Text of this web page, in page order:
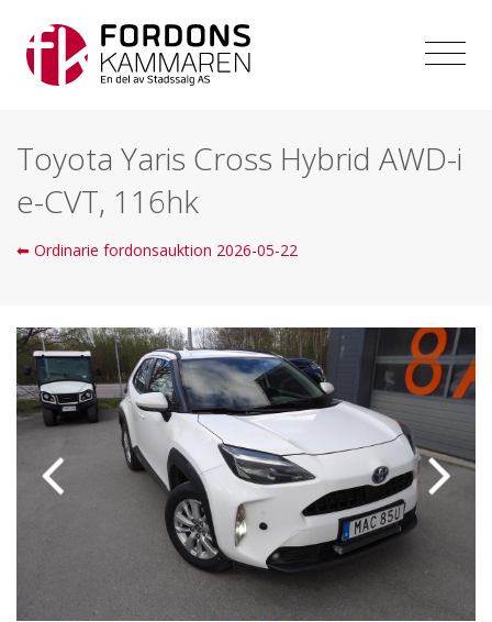
Toyota Yaris Cross Hybrid AWD-i
e-CVT, 116hk
⬅ Ordinarie fordonsauktion 2026-05-22